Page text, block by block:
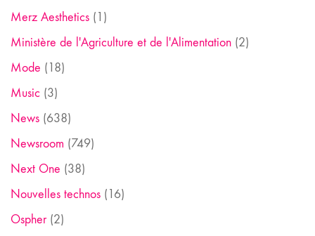
Merz Aesthetics (1)
Ministère de l'Agriculture et de l'Alimentation (2)
Mode (18)
Music (3)
News (638)
Newsroom (749)
Next One (38)
Nouvelles technos (16)
Ospher(2)